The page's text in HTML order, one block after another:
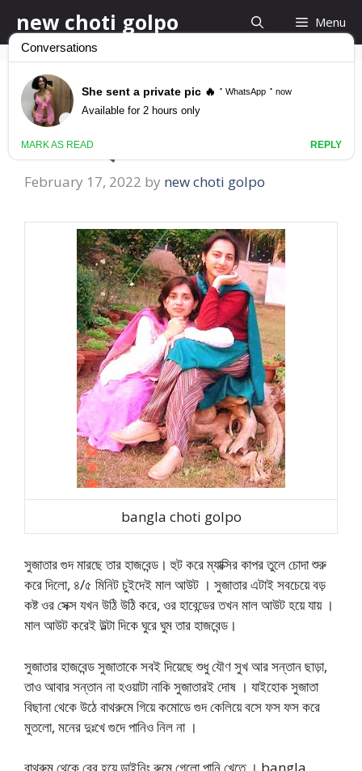
to
content
new choti golpo Menu
সুজাতা ও বিলকিস অধিকাংশ
সময়ই ল্যংটা থাকে
February 17, 2022 by new choti golpo
bangla choti golpo
সুজাতার গুদ মারছে তার হাজবেন্ড। হুট করে ম্যাক্সির কাপর তুলে চোদা শুরু
করে দিলো, ৪/৫ মিনিট চুইদেই মাল আউট । সুজাতার এটাই সবচেয়ে বড়
কষ্ট ওর সেক্স যখন উঠি উঠি করে, ওর হাবেন্ডের তখন মাল আউট হয়ে যায় ।
মাল আউট করেই উল্টা দিকে ঘুরে ঘুম তার হাজবেন্ড।
সুজাতার হাজবেন্ড সুজাতাকে সবই দিয়েছে শুধু যৌণ সুখ আর সন্তান ছাড়া,
তাও আবার সন্তান না হওয়াটা নাকি সুজাতারই দোষ । যাইহোক সুজাতা
বিছানা থেকে উঠে বাথরুমে গিয়ে কমোডে গুদ কেলিয়ে বসে ফস ফস করে
মুতলো, মনের দুঃখে গুদে পানিও নিল না ।